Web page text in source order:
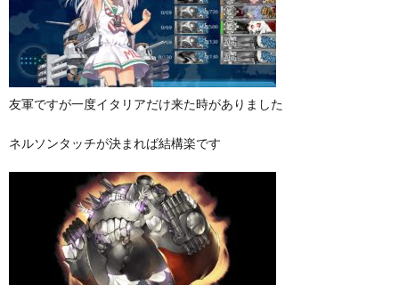
友軍ですが一度イタリアだけ来た時がありました
ネルソンタッチが決まれば結構楽です